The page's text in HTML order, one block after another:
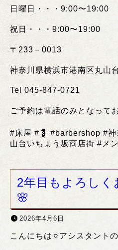
日曜日・・・ 9:00〜19:00
祝日・・・ 9:00〜19:00
〒 233 － 0013
神奈川県横浜市港南区丸山台
Tel 045-847-0721
ご予約は電話のみとなって
#床屋 #💈 #barbershop #神
山台いちょう坂商店街 # メ
2年目もよろしく
🌸
2026年4月6日
こんにちは⚪︎アシスタント